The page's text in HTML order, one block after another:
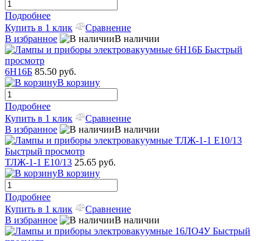
Подробнее
Купить в 1 клик
Сравнение
В избранное
В наличии
Быстрый
просмотр
6Н16Б 85.50 руб.
В корзину
Подробнее
Купить в 1 клик
Сравнение
В избранное
В наличии
Быстрый просмотр
ТЛЖ-1-1 Е10/13 25.65 руб.
В корзину
Подробнее
Купить в 1 клик
Сравнение
В избранное
В наличии
Быстрый